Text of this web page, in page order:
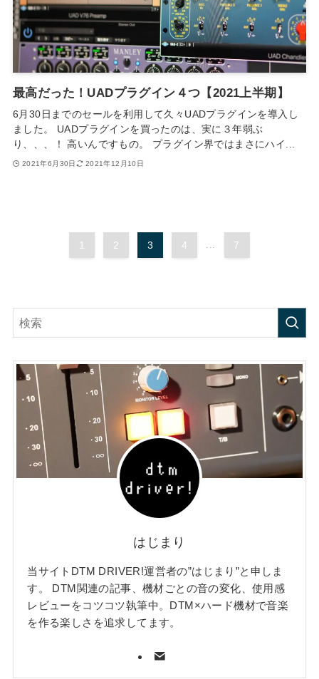
最高だった！UADプラグイン４つ【2021上半期】
6月30日までのセールを利用して久々UADプラグインを導入し
ました。 UADプラグインを買ったのは、実に３年弱ぶ
り、、、！ 高いんですもの。 プラグイン界ではまさにハイ...
2021年6月30日 2021年12月10日
1 2 3 4 7
はじまり
当サイトDTM DRIVER!運営者の”はじまり”と申しま
す。 DTM関連の記事、機材ごとの音の変化、使用感
レビューをコツコツ執筆中。DTM×ハード機材で音楽
を作る楽しさを追求してます。